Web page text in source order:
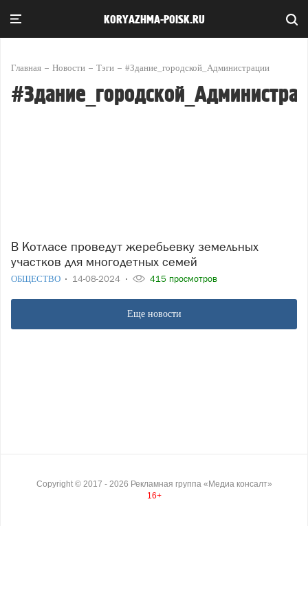
KORYAZHMA-POISK.RU
Главная Новости Тэги #Здание_городской_Администрации
В Котласе проведут жеребьевку земельных
участков для многодетных семей
ОБЩЕСТВО 14-08-2024 415 просмотров
Еще новости
Copyright © 2017 - 2026 Рекламная группа «Медиа консалт»
16+